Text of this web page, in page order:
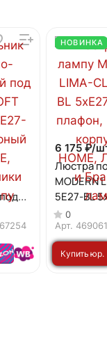
НОВИНКА
6 175 ₽/
Люстра
MODERN
5E27-BL
белый
черный
HOME
0
Арт.
Купить юр.